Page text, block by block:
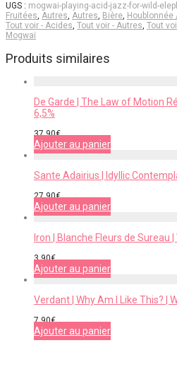
UGS : mogwai-playing-acid-jazz-for-wild-
Fruitées, Autres, Autres, Bière, Houblonnée
Tout voir - Acides, Tout voir - Autres, Tout
Mogwaï
Produits similaires
De Garde | The Law of Motion
6,5%
37,90€
Ajouter au panier
Sante Adairius | Idyllic
27,90€
Ajouter au panier
Iron | Blanche Fleurs de Sureau
3,90€
Ajouter au panier
Verdant | Why Am I Like This? |
7,90€
Ajouter au panier